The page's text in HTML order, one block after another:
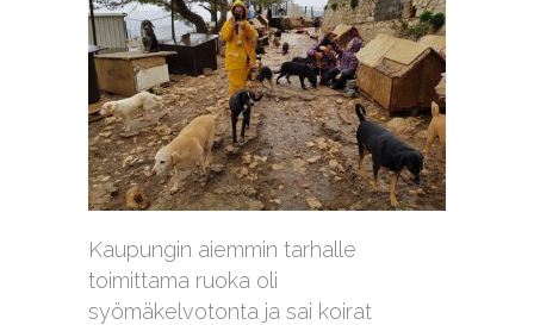
Kaupungin aiemmin tarhalle
toimittama ruoka oli
syömäkelvotonta ja sai koirat